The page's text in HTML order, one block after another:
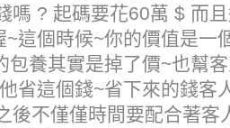
嗎 ? 起碼要花60萬 $ 而
~這個時候~你的價值是一
包養其實是掉了價~也幫
省這個錢~省下來的錢客
後不僅僅時間要配合著